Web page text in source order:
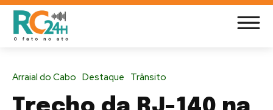
Arraial do Cabo Destaque Trânsito